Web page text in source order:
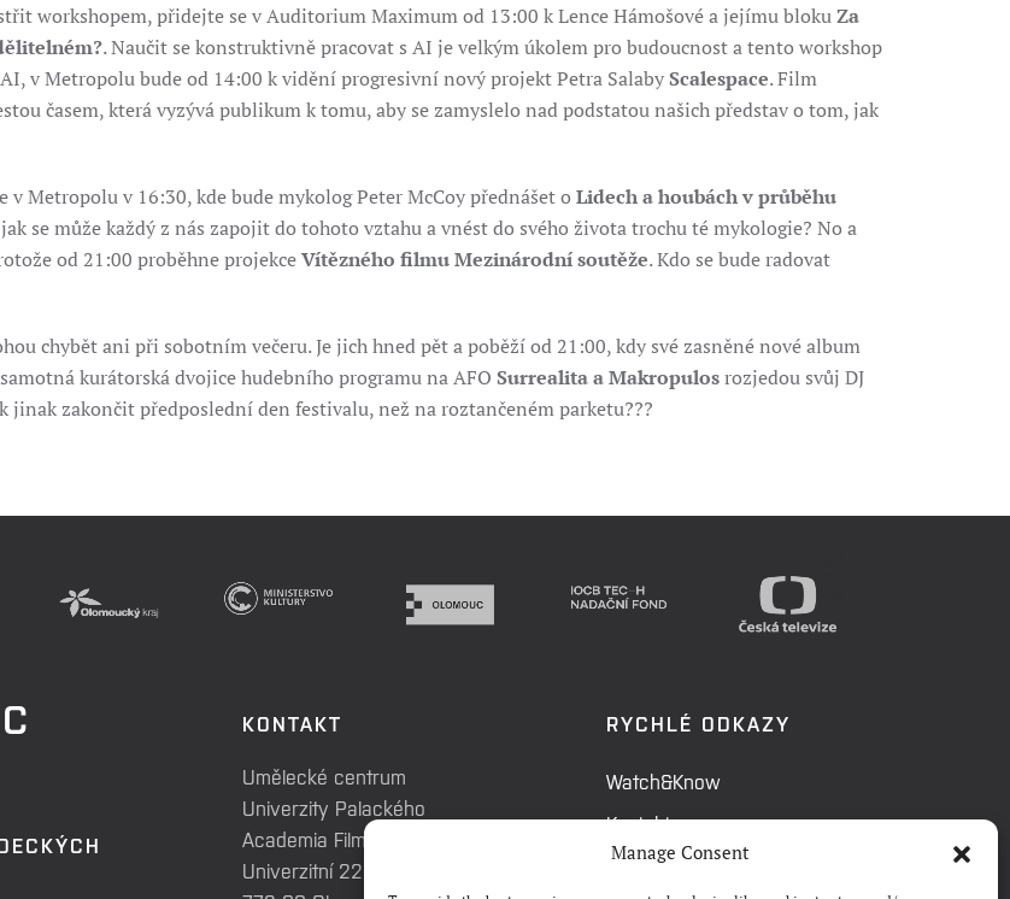
Manage Consent
workshopem, přidejte se v Auditorium Maximum od 13:00 k Lence Hámošové a jejímu blokuZa
. Naučit se konstruktivně pracovat s AI je velkým úkolem pro budoucnost a tento workshop
v Metropolu bude od 14:00 k vidění progresivní nový projekt Petra SalabyScalespace. Film
časem, která vyzývá publikum k tomu, aby se zamyslelo nad podstatou našich představ o tom, jak
Metropolu v 16:30, kde bude mykolog Peter McCoy přednášet o Lidech a houbách v průběhu
se může každý z nás zapojit do tohoto vztahu a vnést do svého života trochu té mykologie? No a
od 21:00 proběhne projekceVítězného filmu Mezinárodní soutěže. Kdo se bude radovat
chybět ani při sobotním večeru. Je jich hned pět a poběží od 21:00, kdy své zasněné nové album
kurátorská dvojice hudebního programu na AFO Surrealita a Makropulosrozjedou svůj DJ
zakončit předposlední den festivalu, než na roztančeném parketu???
KONTAKT
Umělecké centrum
Univerzity Palackého
Academia Film Olomouc
Univerzitní 225/3
RYCHLÉ ODKAZY
Watch&Know
Kontakty
FAQ